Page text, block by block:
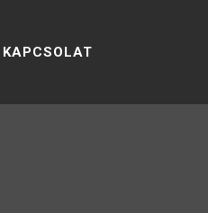
KAPCSOLAT